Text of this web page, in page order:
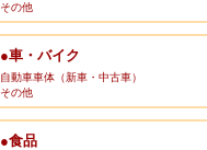
その他
●車・バイク
自動車車体（新車・中古車）
その他
●食品